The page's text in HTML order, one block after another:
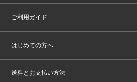
ご利用ガイド
はじめての方へ
送料とお支払い方法